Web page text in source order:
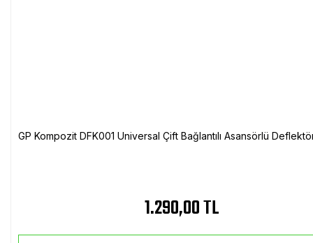
GP Kompozit DFK001 Universal Çift Bağlantılı Asansörlü
1.290,00 TL